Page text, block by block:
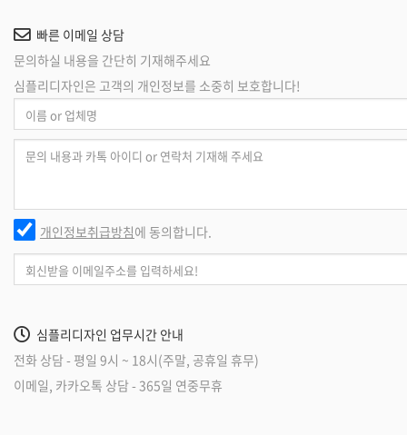
빠른 이메일 상담
문의하실 내용을 간단히 기재해주세요
심플리디자인은 고객의 개인정보를 소중히 보호합니다!
개인정보취급방침에 동의합니다.
심플리디자인 업무시간 안내
전화 상담 - 평일 9시 ~ 18시(주말, 공휴일 휴무)
이메일, 카카오톡 상담 - 365일 연중무휴